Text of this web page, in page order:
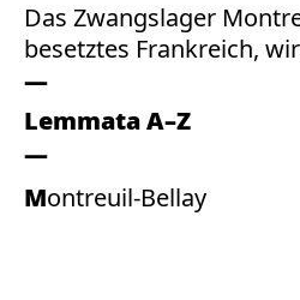
Das Zwangslager
besetztes Frankreich,
Lemmata A–Z
Montreuil-Bellay